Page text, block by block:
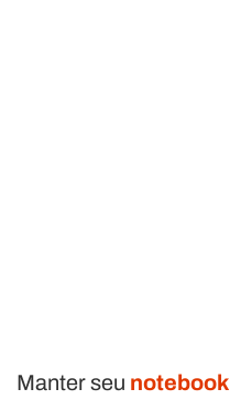
Manter seu notebook